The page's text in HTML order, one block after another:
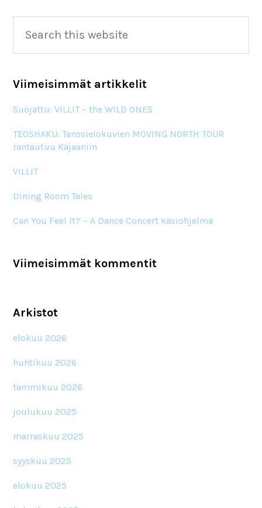
Primary
Sidebar
this
Viimeisimmät artikkelit
Suojattu: VILLIT – the WILD ONES
TEOSHAKU: Tanssielokuvien MOVING NORTH TOUR
rantautuu Kajaaniin
VILLIT
Dining Room Tales
Can You Feel It? – A Dance Concert käsiohjelma
Viimeisimmät kommentit
Arkistot
elokuu 2026
huhtikuu 2026
tammikuu 2026
joulukuu 2025
marraskuu 2025
syyskuu 2025
elokuu 2025